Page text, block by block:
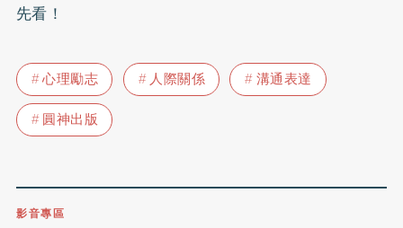
先看！
心理勵志 人際關係
溝通表達
圓神出版
影音專區